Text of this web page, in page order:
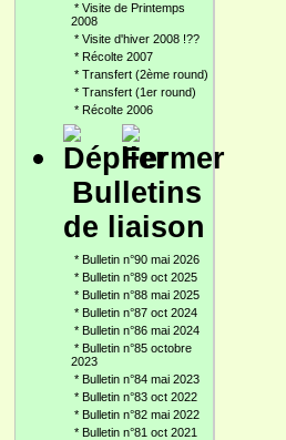
* Visite de Printemps
2008
* Visite d'hiver 2008 !??
* Récolte 2007
* Transfert (2ème round)
* Transfert (1er round)
* Récolte 2006
Bulletins
de liaison
* Bulletin n°90 mai 2026
* Bulletin n°89 oct 2025
* Bulletin n°88 mai 2025
* Bulletin n°87 oct 2024
* Bulletin n°86 mai 2024
* Bulletin n°85 octobre
2023
* Bulletin n°84 mai 2023
* Bulletin n°83 oct 2022
* Bulletin n°82 mai 2022
* Bulletin n°81 oct 2021